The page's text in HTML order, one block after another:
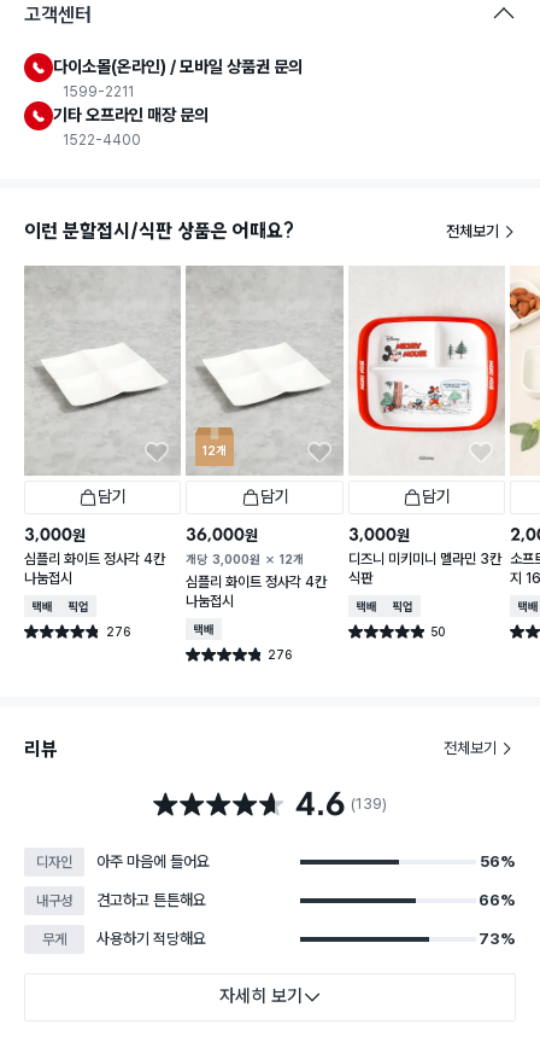
고객센터
다이소몰(온라인) / 모바일 상품권 문의
1599-2211
기타 오프라인 매장 문의
1522-4400
이런 분할접시/식판 상품은 어때요? 전체보기
담기
3,000원
심플리 화이트 정사각 4칸
나눔접시
택배배송매장픽업
별점 4.8점 276
건 작성
12개
담기
36,000원
개당 3,000원 12개
심플리 화이트 정사각 4칸
나눔접시
택배배송
별점 4.8점 276
건 작성
담기
3,000원
디즈니 미키미니 멜라민 3칸
식판
택배배송매장픽업
별점 4.9점 50
건 작성
소프
지
택배
별점
리뷰 전체보기
별점 4.6점 4.6 (139)
디자인 아주 마음에 들어요 56%
내구성 견고하고 튼튼해요 66%
무게 사용하기 적당해요 73%
자세히 보기